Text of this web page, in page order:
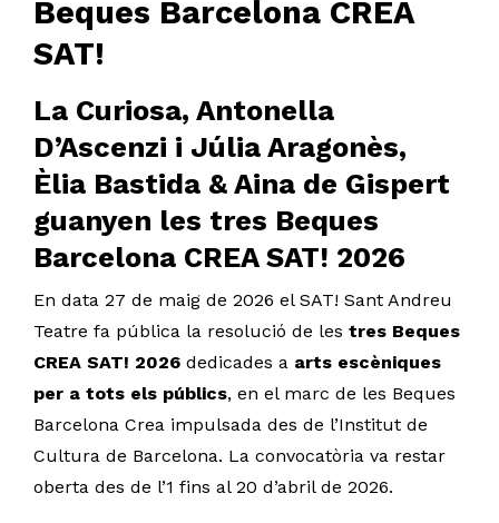
Beques Barcelona CREA
SAT!
La Curiosa, Antonella
D’Ascenzi i Júlia Aragonès,
Èlia Bastida & Aina de Gispert
guanyen les tres Beques
Barcelona CREA SAT! 2026
En data 27 de maig de 2026 el SAT! Sant Andreu
Teatre fa pública la resolució de les tres Beques
CREA SAT! 2026 dedicades a arts escèniques
per a tots els públics, en el marc de les Beques
Barcelona Crea impulsada des de l’Institut de
Cultura de Barcelona. La convocatòria va restar
oberta des de l’1 fins al 20 d’abril de 2026.